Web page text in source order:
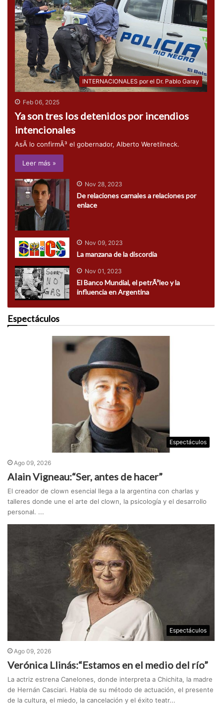
INTERNACIONALES por el Dr. Pablo Garay
Feb 06, 2025
Ya son tres los detenidos por incendios
intencionales
AsÃ­ lo confirmÃ³ el gobernador, Alberto Weretilneck.
Leer más »
Nov 28, 2023
De relaciones carnales a relaciones por
enlace
Nov 09, 2023
La manzana de la discordia
Nov 01, 2023
El Banco Mundial, el petrÃ³leo y la
influencia en Argentina
Espectáculos
Espectáculos
Ago 09, 2026
Alain Vigneau:“Ser, antes de hacer”
El creador de clown esencial llega a la argentina con charlas y
talleres donde une el arte del clown, la psicología y el desarrollo
personal. ...
Espectáculos
Ago 09, 2026
Verónica Llinás:“Estamos en el medio del río”
La actriz estrena Canelones, donde interpreta a Chichita, la madre
de Hernán Casciari. Habla de su método de actuación, el presente
de la cultura, el miedo, la cancelación y el éxito teatr...